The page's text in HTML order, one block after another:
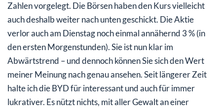
Zahlen vorgelegt. Die Börsen haben den Kurs vielleicht
auch deshalb weiter nach unten geschickt. Die Aktie
verlor auch am Dienstag noch einmal annähernd 3 % (in
den ersten Morgenstunden). Sie ist nun klar im
Abwärtstrend – und dennoch können Sie sich den Wert
meiner Meinung nach genau ansehen. Seit längerer Zeit
halte ich die BYD für interessant und auch für immer
lukrativer. Es nützt nichts, mit aller Gewalt an einer